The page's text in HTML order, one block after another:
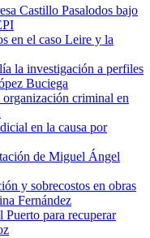
Castillo Pasalodos bajo
en el caso Leire y la
la investigación a perfiles
Buciega
criminal en
en la causa por
de Miguel Ángel
y sobrecostos en obras
Fernández
para recuperar